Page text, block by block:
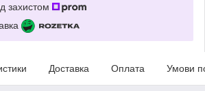
захистом
Доставка Оплата Умови